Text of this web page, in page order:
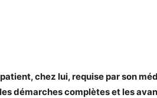
chez lui, requise par son
démarches complètes et les